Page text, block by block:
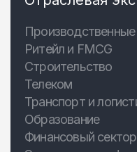
Ритейл и FMCG
Строительство
Телеком
Транспорт и
Образование
Финансовый